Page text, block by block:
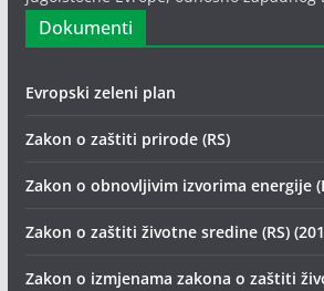
Dokumenti
Evropski zeleni plan
Zakon o zaštiti prirode (RS)
Zakon o obnovljivim izvorima energije
Zakon o zaštiti životne sredine (RS)
Zakon o izmjenama zakona o zaštiti